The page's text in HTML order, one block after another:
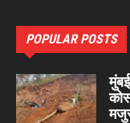
POPULAR POSTS